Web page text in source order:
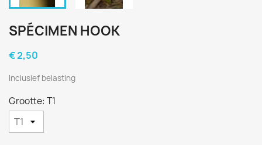
SPÉCIMEN HOOK
€ 2,50
Inclusief belasting
Grootte: T1